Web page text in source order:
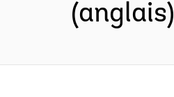
(anglais)